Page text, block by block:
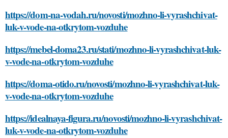
https://dom-na-vodah.ru/novosti/mozhno-li-vyrashchivat-
luk-v-vode-na-otkrytom-vozduhe
https://mebel-doma23.ru/stati/mozhno-li-vyrashchivat-luk-
v-vode-na-otkrytom-vozduhe
https://doma-otido.ru/novosti/mozhno-li-vyrashchivat-luk-
v-vode-na-otkrytom-vozduhe
https://idealnaya-figura.ru/novosti/mozhno-li-vyrashchivat-
luk-v-vode-na-otkrytom-vozduhe